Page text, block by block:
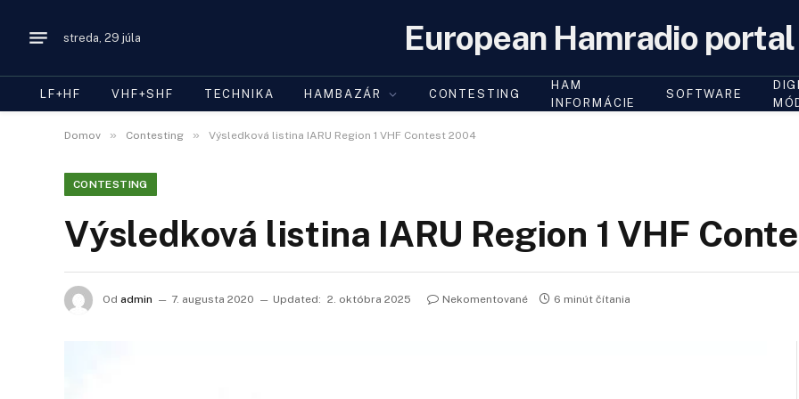
streda, 29 júla European Hamradio portal
LF+HF VHF+SHF TECHNIKA HAMBAZÁR CONTESTING
HAM
INFORMÁCIE
SOFTWARE
Domov » Contesting » Výsledková listina IARU Region 1 VHF Contest 2004
CONTESTING
Výsledková listina IARU Region 1 VHF
Od admin 7. augusta 2020 Updated: 2. októbra 2025 Nekomentované 6 minút čítania